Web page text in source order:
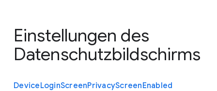
Einstellungen des
Datenschutzbildschirms
DeviceLoginScreenPrivacyScreenEnabled